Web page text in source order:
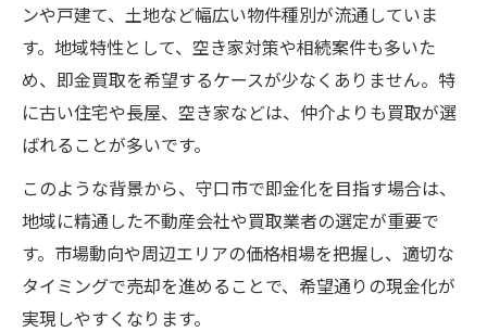
守口市の不動産買取で得られる即金化の流
れ
不動産買取業者活用時の注意点と対策
即金売却に強い不動産買取の選び方
守口市の不動産買取でスピーディーな現金
化
安心して即金へ繋げる守口市の不動産買取術
不動産買取で安心の即金化を実現する方法
守口市で信頼できる不動産買取業者の選び
ンや戸建て、土地など幅広い物件種別が流通していま
す。地域特性として、空き家対策や相続案件も多いた
め、即金買取を希望するケースが少なくありません。特
に古い住宅や長屋、空き家などは、仲介よりも買取が選
ばれることが多いです。
このような背景から、守口市で即金化を目指す場合は、
地域に精通した不動産会社や買取業者の選定が重要で
す。市場動向や周辺エリアの価格相場を把握し、適切な
タイミングで売却を進めることで、希望通りの現金化が
実現しやすくなります。